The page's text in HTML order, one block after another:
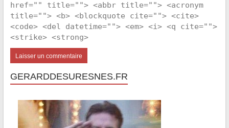
href="" title=""> <abbr title=""> <acronym
title=""> <b> <blockquote cite=""> <cite>
<code> <del datetime=""> <em> <i> <q cite="">
<strike> <strong>
GERARDDESURESNES.FR